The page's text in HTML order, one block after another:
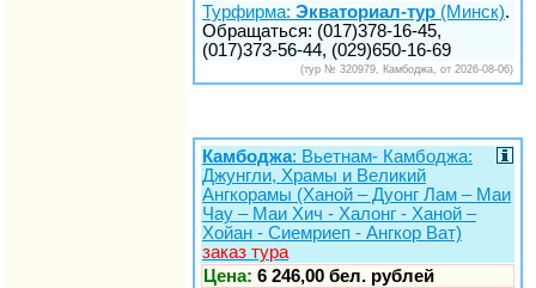
Турфирма: Экваториал-тур (Минск).
Обращаться: (017)378-16-45,
(017)373-56-44, (029)650-16-69
(тур № 320979, Камбоджа, от 2026-08-06)
Камбоджа: Вьетнам- Камбоджа:
Джунгли, Храмы и Великий
Ангкорамы (Ханой – Дуонг Лам – Маи
Чау – Маи Хич - Халонг - Ханой –
Хойан - Cиемриеп - Ангкор Ват)
заказ тура
Цена: 6 246,00 бел. рублей